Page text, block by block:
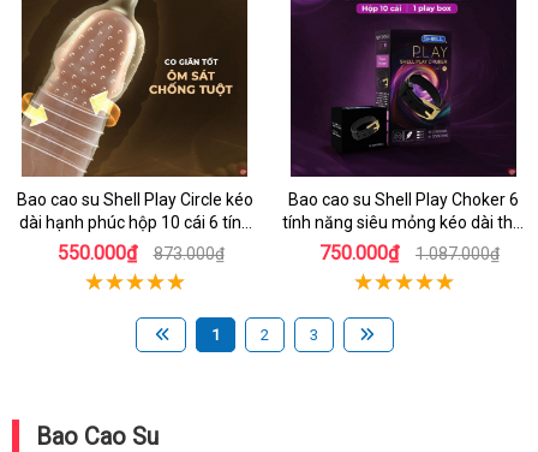
Bao cao su Shell Play Circle kéo
dài hạnh phúc hộp 10 cái 6 tính
năng
550.000₫ 873.000₫
Bao cao su Shell Play Choker 6
tính năng siêu mỏng kéo dài thời
gian hộp 10
750.000₫ 1.087.000₫
1 2 3
Bao Cao Su